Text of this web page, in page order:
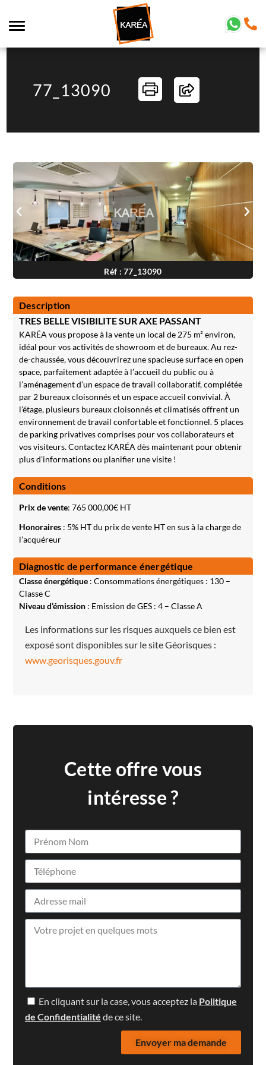
77_13090
Réf : 77_13090
Description
TRES BELLE VISIBILITE SUR AXE PASSANT
KARÉA vous propose à la vente un local de 275 m² environ,
idéal pour vos activités de showroom et de bureaux. Au rez-
de-chaussée, vous découvrirez une spacieuse surface en open
space, parfaitement adaptée à l’accueil du public ou à
l’aménagement d’un espace de travail collaboratif, complétée
par 2 bureaux cloisonnés et un espace accueil convivial. À
l’étage, plusieurs bureaux cloisonnés et climatisés offrent un
environnement de travail confortable et fonctionnel. 5 places
de parking privatives comprises pour vos collaborateurs et
vos visiteurs. Contactez KARÉA dès maintenant pour obtenir
plus d’informations ou planifier une visite !
Conditions
Prix de vente: 765 000,00€ HT
Honoraires: 5% HT du prix de vente HT en sus à la charge de
l’acquéreur
Diagnostic de performance énergétique
Classe énergétique: Consommations énergétiques : 130 –
Classe C
Niveau d’émission: Emission de GES : 4 – Classe A
Les informations sur les risques auxquels ce bien est
exposé sont disponibles sur le site Géorisques :
www.georisques.gouv.fr
Cette offre vous
intéresse ?
En cliquant sur la case, vous acceptez la Politique
de Confidentialité de ce site.
Envoyer ma demande